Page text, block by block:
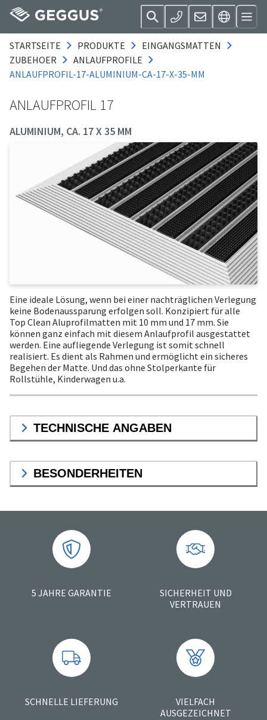
STARTSEITE PRODUKTE
EINGANGSMATTEN
ZUBEHOER
ANLAUFPROFILE
ANLAUFPROFIL-17-ALUMINIUM-CA-17-X-35-MM
ANLAUFPROFIL 17
ALUMINIUM, CA. 17 X 35 MM
Eine ideale Lösung, wenn bei einer nachträglichen Verlegung
keine Bodenaussparung erfolgen soll. Konzipiert für alle
Top Clean Aluprofilmatten mit 10 mm und 17 mm. Sie
können ganz einfach mit diesem Anlaufprofil ausgestattet
werden. Eine aufliegende Verlegung ist somit schnell
realisiert. Es dient als Rahmen und ermöglicht ein sicheres
Begehen der Matte. Und das ohne Stolperkante für
Rollstühle, Kinderwagen u.a.
TECHNISCHE ANGABEN
BESONDERHEITEN
5 JAHRE GARANTIE
SICHERHEIT UND
VERTRAUEN
SCHNELLE LIEFERUNG
VIELFACH
AUSGEZEICHNET